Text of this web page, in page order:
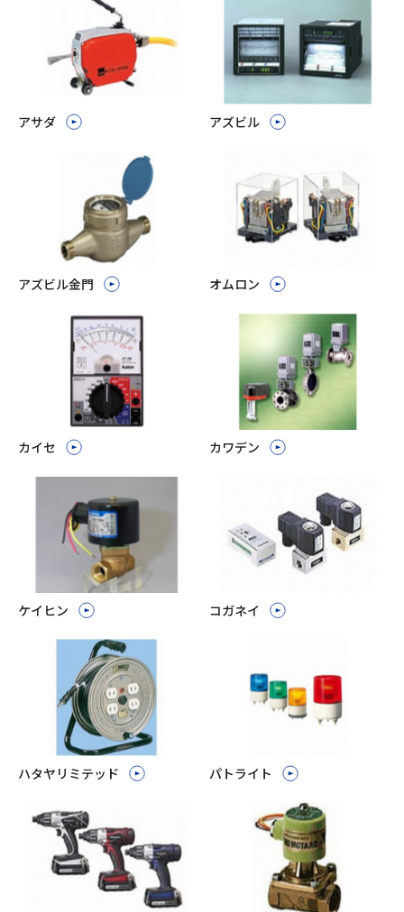
アサダ アズビル
アズビル金門 オムロン
カイセ カワデン
ケイヒン コガネイ
ハタヤリミテッド パトライト